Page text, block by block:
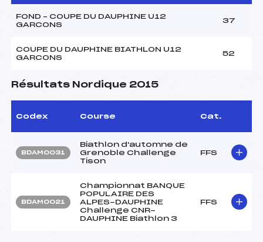
FOND – COUPE DU DAUPHINE U12
GARCONS
37
COUPE DU DAUPHINE BIATHLON U12
GARCONS
52
Résultats Nordique 2015
Codex Course Cat.
BDAM0031
Biathlon d'automne de
Grenoble Challenge
Tison
FFS
BDAM0021
Championnat BANQUE
POPULAIRE DES
ALPES-DAUPHINE
Challenge CNR-
DAUPHINE Biathlon 3
FFS